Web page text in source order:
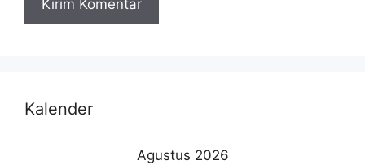
Kalender
Agustus 2026